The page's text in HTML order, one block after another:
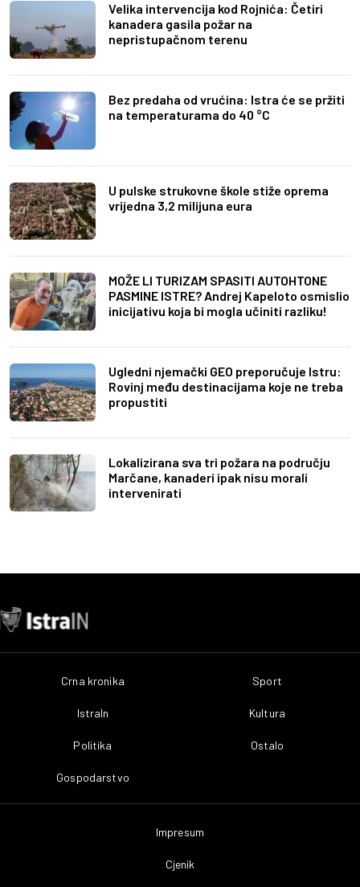
Velika intervencija kod Rojnića: Četiri
kanadera gasila požar na
nepristupačnom terenu
Bez predaha od vrućina: Istra će se pržiti
na temperaturama do 40 °C
U pulske strukovne škole stiže oprema
vrijedna 3,2 milijuna eura
MOŽE LI TURIZAM SPASITI AUTOHTONE
PASMINE ISTRE? Andrej Kapeloto osmislio
inicijativu koja bi mogla učiniti razliku!
Ugledni njemački GEO preporučuje Istru:
Rovinj među destinacijama koje ne treba
propustiti
Lokalizirana sva tri požara na području
Marčane, kanaderi ipak nisu morali
intervenirati
Crna kronika
IstraIn
Politika
Gospodarstvo
Sport
Kultura
Ostalo
Impresum
Cjenik